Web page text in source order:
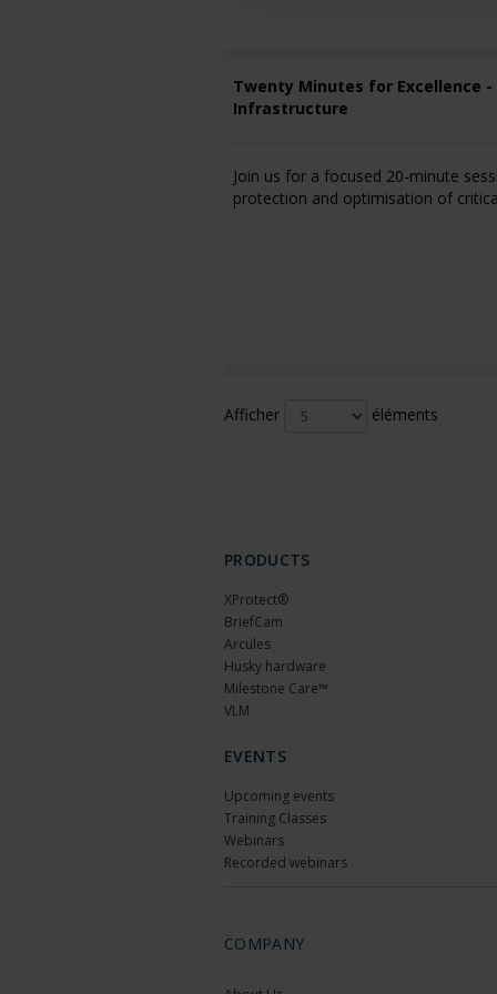
Twenty Minutes for Excellence
Infrastructure
Join us for a focused 20-minute
protection and optimisation of
Afficher éléments
PRODUCTS
XProtect®
BriefCam
Arcules
Husky hardware
Milestone Care™
VLM
EVENTS
Upcoming events
Training Classes
Webinars
Recorded webinars
COMPANY